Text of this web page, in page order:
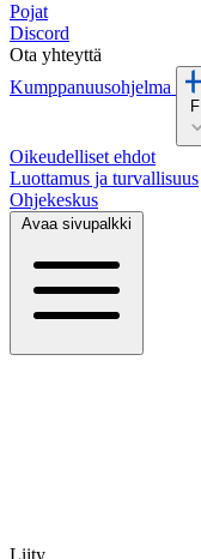
Pojat
Discord
Ota yhteyttä
Kumppanuusohjelma
FI
Oikeudelliset ehdot
Luottamus ja turvallisuus
Ohjekeskus
Avaa sivupalkki
Liity